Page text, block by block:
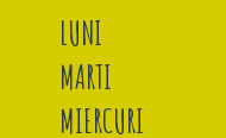
LUNI
MARTI
MIERCURI